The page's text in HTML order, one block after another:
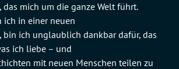
das mich um die ganze Welt führt.
ich in einer neuen
bin ich unglaublich dankbar dafür, das
ich liebe – und
mit neuen Menschen teilen zu